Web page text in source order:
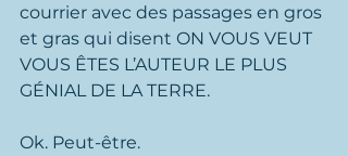
courrier avec des passages en gros
et gras qui disent ON VOUS VEUT
VOUS ÊTES L’AUTEUR LE PLUS
GÉNIAL DE LA TERRE.
Ok. Peut-être.